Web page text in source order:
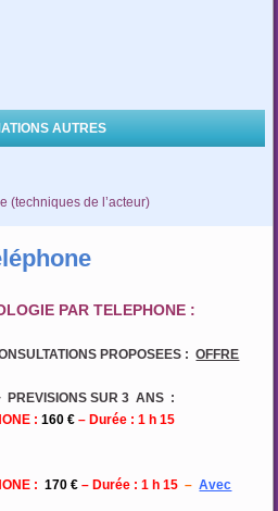
AUTRES
(techniques de l’acteur)
PAR TELEPHONE :
PROPOSEES :OFFRE
PREVISIONS SUR 3 ANS :
:160 € – Durée : 1 h 15
:170 € – Durée : 1 h 15 –Avec